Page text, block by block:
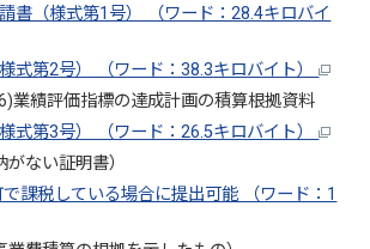
書（様式第1号） （ワード：28.4キロバイ
式第2号） （ワード：38.3キロバイト）
業績評価指標の達成計画の積算根拠資料
式第3号） （ワード：26.5キロバイト）
ない証明書）
課税している場合に提出可能 （ワード：1